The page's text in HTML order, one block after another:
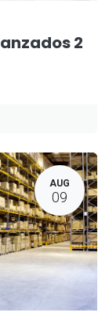
2
AUG
09